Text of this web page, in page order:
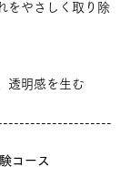
をやさしく取り除
透明感を生む
コース